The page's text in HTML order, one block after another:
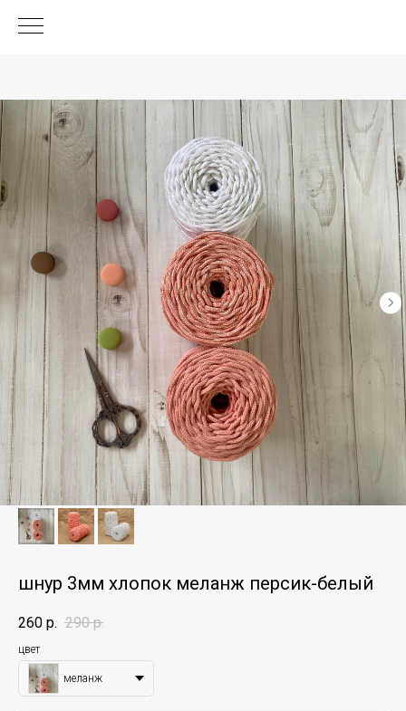
шнур 3мм хлопок меланж персик-белый
260 р. 290 р.
цвет
меланж